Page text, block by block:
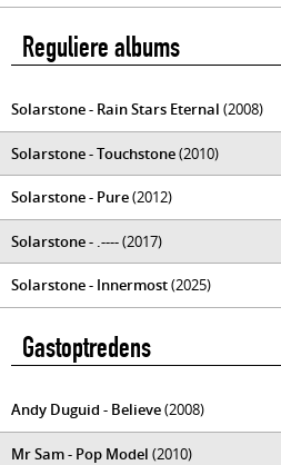
Reguliere albums
Solarstone - Rain Stars Eternal (2008)
Solarstone - Touchstone(2010)
Solarstone - Pure(2012)
Solarstone - .----(2017)
Solarstone - Innermost(2025)
Gastoptredens
Andy Duguid - Believe(2008)
Mr Sam - Pop Model (2010)